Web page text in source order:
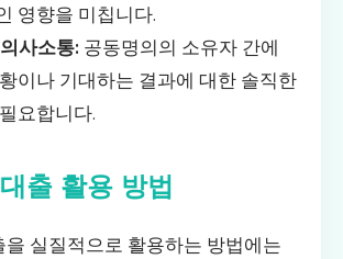
영향을 미칩니다.
사소통: 공동명의의 소유자 간에
이나 기대하는 결과에 대한 솔직한
요합니다.
출 활용 방법
실질적으로 활용하는 방법에는